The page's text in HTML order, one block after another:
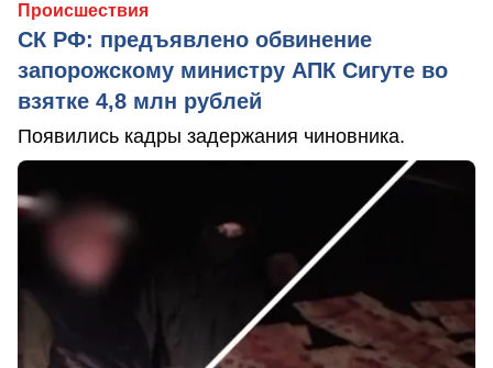
Происшествия
СК РФ: предъявлено обвинение
запорожскому министру АПК Сигуте во
взятке 4,8 млн рублей
Появились кадры задержания чиновника.